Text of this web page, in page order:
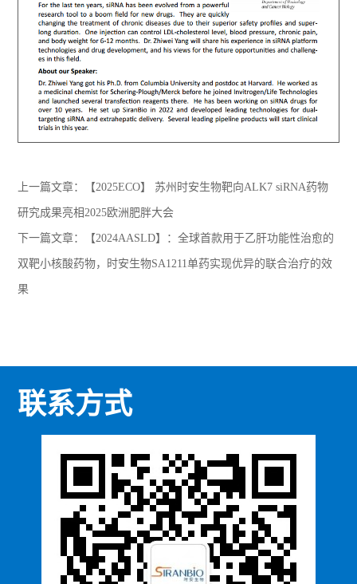
上一篇文章： 【2025ECO】 苏州时安生物靶向ALK7 siRNA药物
研究成果亮相2025欧洲肥胖大会
下一篇文章： 【2024AASLD】：全球首款用于乙肝功能性治愈的
双靶小核酸药物，时安生物SA1211单药实现优异的联合治疗的效
果
联系方式